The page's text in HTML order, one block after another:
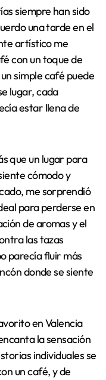
siempre han sido
una tarde en el
artístico me
con un toque de
simple café puede
lugar, cada
estar llena de
que un lugar para
cómodo y
me sorprendió
para perderse en
de aromas y el
las tazas
parecía fluir más
donde se siente
en Valencia
la sensación
individuales se
un café, y de